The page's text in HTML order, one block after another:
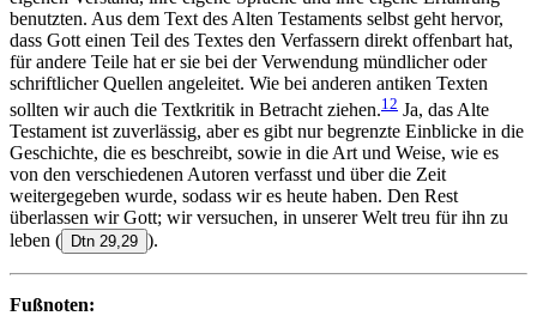
benutzten. Aus dem Text des Alten Testaments selbst geht hervor,
dass Gott einen Teil des Textes den Verfassern direkt offenbart hat,
für andere Teile hat er sie bei der Verwendung mündlicher oder
schriftlicher Quellen angeleitet. Wie bei anderen antiken Texten
sollten wir auch die Textkritik in Betracht ziehen.12 Ja, das Alte
Testament ist zuverlässig, aber es gibt nur begrenzte Einblicke in die
Geschichte, die es beschreibt, sowie in die Art und Weise, wie es
von den verschiedenen Autoren verfasst und über die Zeit
weitergegeben wurde, sodass wir es heute haben. Den Rest
überlassen wir Gott; wir versuchen, in unserer Welt treu für ihn zu
leben ( Dtn 29,29 ).
Fußnoten: